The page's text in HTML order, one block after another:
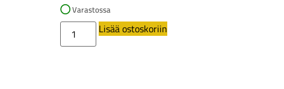
Varastossa
Lisää ostoskoriin